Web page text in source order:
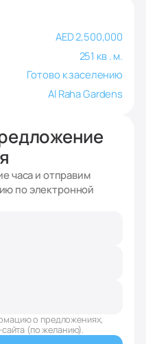
AED 2,500,000
251 кв . м.
Готово к заселению
Al Raha Gardens
часа и отправим
по электронной
о предложениях,
сайта (по желанию).